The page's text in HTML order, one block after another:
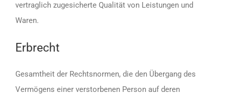
vertraglich zugesicherte Qualität von Leistungen und
Waren.
Erbrecht
Gesamtheit der Rechtsnormen, die den Übergang des
Vermögens einer verstorbenen Person auf deren